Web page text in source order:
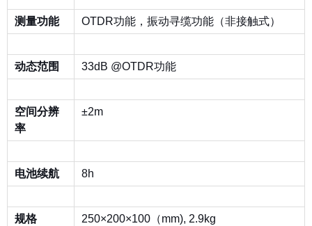
测量功能 OTDR功能，振动寻缆功能（非接触式）
动态范围 33dB @OTDR功能
空间分辨
率
±2m
电池续航 8h
规格 250×200×100（mm), 2.9kg